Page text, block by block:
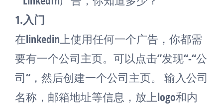
1.入门
在linkedin上使用任何一个广告，你都需
要有一个公司主页。可以点击”发现“-“公
司“，然后创建一个公司主页。 输入公司
名称，邮箱地址等信息，放上logo和内